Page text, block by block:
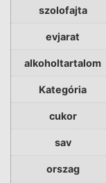
szolofajta
evjarat
alkoholtartalom
Kategória
cukor
sav
orszag